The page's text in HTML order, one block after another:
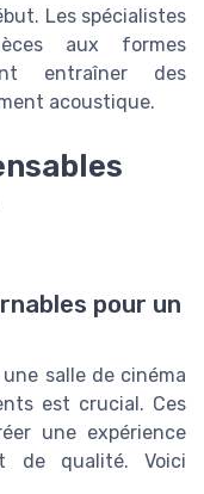
Les spécialistes
aux formes
entraîner des
acoustique.
pour un
salle de cinéma
est crucial. Ces
une expérience
de qualité. Voici